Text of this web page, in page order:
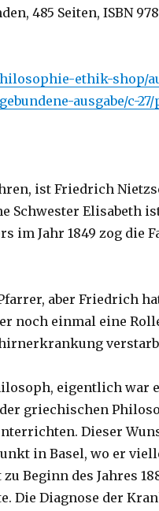
485 Seiten, ISBN
ethik-shop/
ausgabe/c-27/
ist Friedrich
Schwester Elisabeth
im Jahr 1849 zog die
aber Friedrich
noch einmal eine
eigentlich war
griechischen
Dieser
in Basel, wo er
Beginn des Jahres
Die Diagnose der